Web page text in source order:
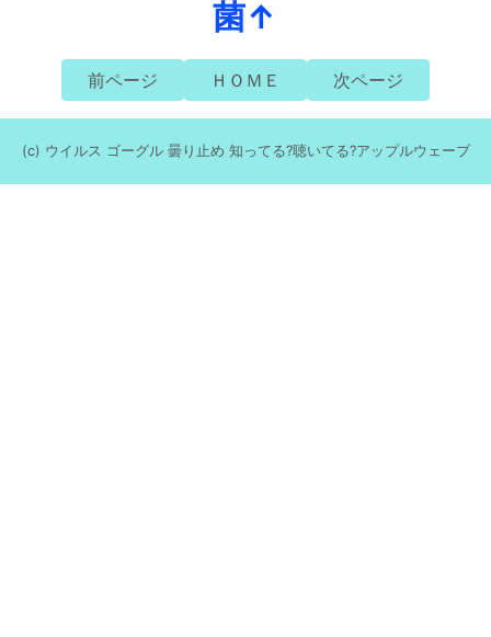
菌↑
前ページ ＨＯＭＥ 次ページ
(c) ウイルス ゴーグル 曇り止め 知ってる?聴いてる?アップルウェーブ